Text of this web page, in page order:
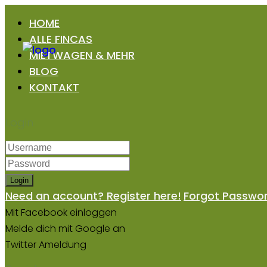
HOME
ALLE FINCAS
MIETWAGEN & MEHR
BLOG
KONTAKT
Login
Login
Need an account? Register here! Forgot
Mit Facebook einloggen
Melde dich mit Google an
Twitter Ameldung